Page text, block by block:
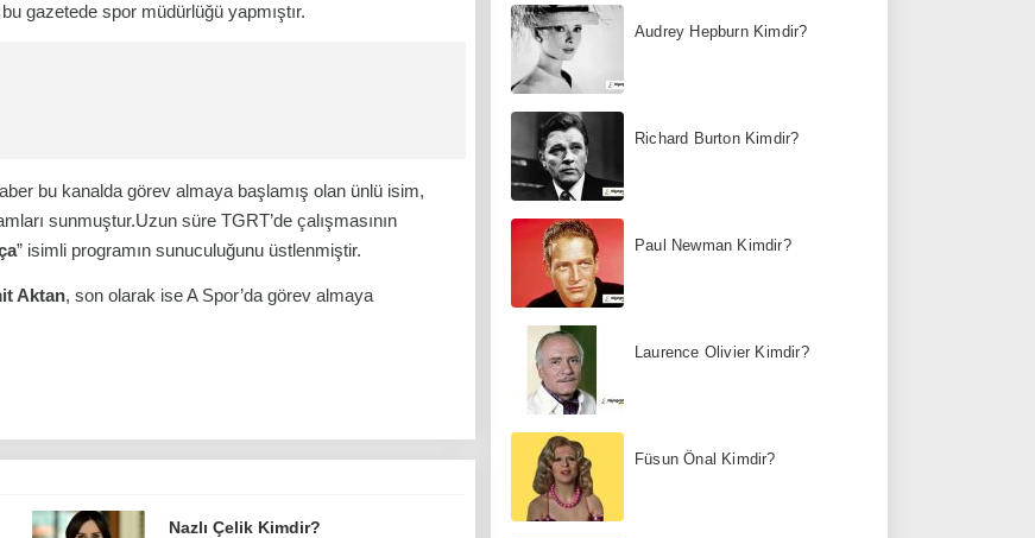
gazetede spor müdürlüğü yapmıştır.
bu kanalda görev almaya başlamış olan ünlü isim,
sunmuştur.Uzun süre TGRT’de çalışmasının
” isimli programın sunuculuğunu üstlenmiştir.
Aktan, son olarak ise A Spor’da görev almaya
Nazlı Çelik Kimdir?
Audrey Hepburn Kimdir?
Richard Burton Kimdir?
Paul Newman Kimdir?
Laurence Olivier Kimdir?
Füsun Önal Kimdir?